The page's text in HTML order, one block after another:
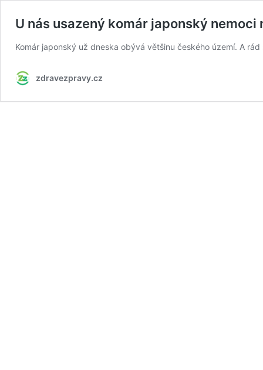
U nás usazený komár japonský
Komár japonský už dneska obývá většinu českého území. A
zdravezpravy.cz